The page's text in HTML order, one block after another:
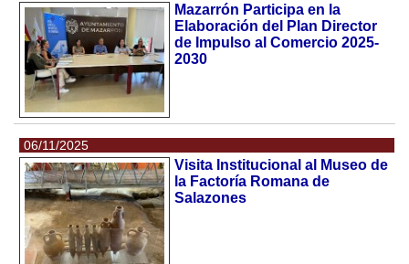
Mazarrón Participa en la
Elaboración del Plan Director
de Impulso al Comercio 2025-
2030
06/11/2025
Visita Institucional al Museo de
la Factoría Romana de
Salazones